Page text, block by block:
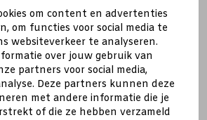
om content en advertenties
om functies voor social media te
websiteverkeer te analyseren.
over jouw gebruik van
partners voor social media,
Deze partners kunnen deze
met andere informatie die je
of die ze hebben verzameld